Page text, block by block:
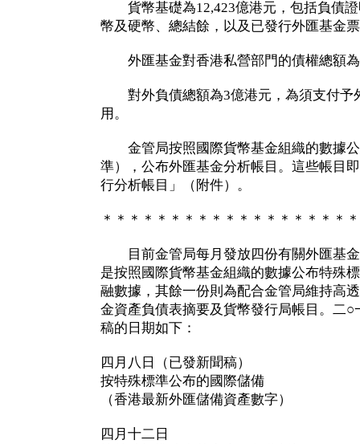
貨幣基礎為12,423億港元，包括負債證
幣及硬幣、總結餘，以及已發行外匯基金
外匯基金對香港私營部門的債權總額為
對外負債總額為3億港元，為須支付予
用。
金管局按照國際貨幣基金組織的數據公
準），公布外匯基金分析帳目。這些帳目
行分析帳目」（附件）。
＊＊＊＊＊＊＊＊＊＊＊＊＊＊＊＊＊＊
目前金管局每月發放四份有關外匯基金
是按照國際貨幣基金組織的數據公布特殊
融數據，其餘一份則為配合金管局維持高
金資產負債表摘要及貨幣發行局帳目。二
稿的日期如下：
四月八日（已發新聞稿）
按特殊標準公布的國際儲備
（香港最新外匯儲備資產數字）
四月十二日